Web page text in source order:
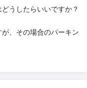
うしたらいいですか？
、その場合のパーキン